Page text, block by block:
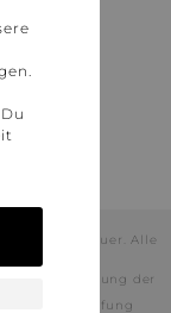
Mehrwertsteuer. Alle
die Nutzung der
Prüfung